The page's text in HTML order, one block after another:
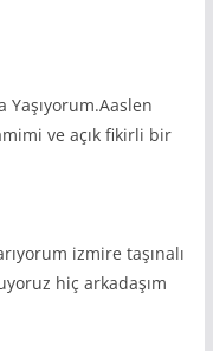
Yaşıyorum.Aaslen
ve açık fikirli bir
izmire taşınalı
hiç arkadaşım